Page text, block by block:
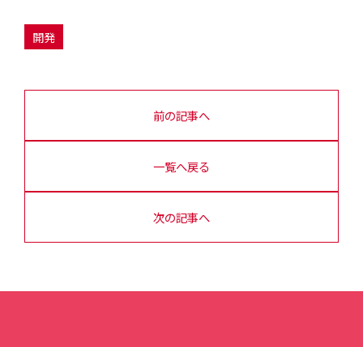
開発
前の記事へ
一覧へ戻る
次の記事へ